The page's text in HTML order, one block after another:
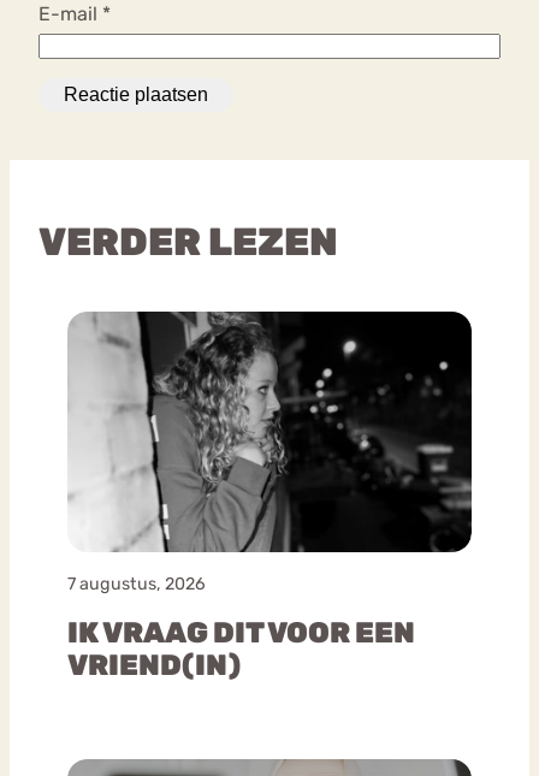
E-mail *
VERDER LEZEN
7 augustus, 2026
IK VRAAG DIT VOOR EEN
VRIEND(IN)